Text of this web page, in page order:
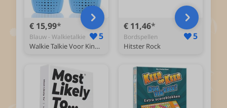
€ 15,99
Blauw - Walkietalkie 5
Walkie Talkie Voor Kinderen - Portofoon - Set van 2 Stuks
€ 11,46
Bordspellen 5
Hitster Rock